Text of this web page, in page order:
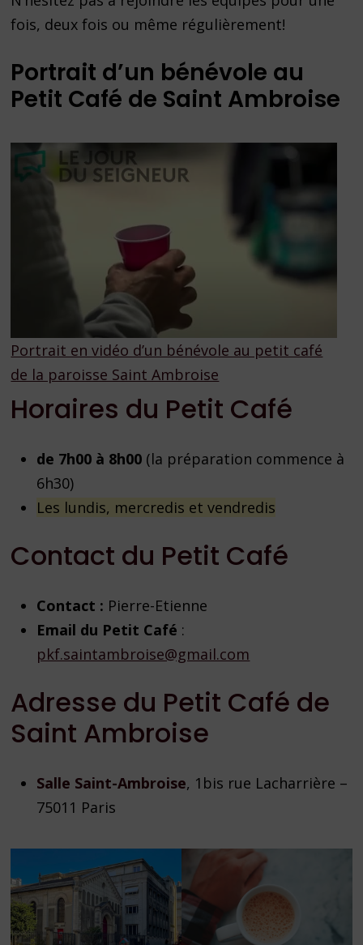
fois, deux fois ou même régulièrement!
Portrait d’un bénévole au
Petit Café de Saint Ambroise
Portrait en vidéo d’un bénévole au petit café
de la paroisse Saint Ambroise
Horaires du Petit Café
de 7h00 à 8h00 (la préparation commence à
6h30)
Les lundis, mercredis et vendredis
Contact du Petit Café
Contact : Pierre-Etienne
Email du Petit Café :
pkf.saintambroise@gmail.com
Adresse du Petit Café de
Saint Ambroise
Salle Saint-Ambroise, 1bis rue Lacharrière –
75011 Paris